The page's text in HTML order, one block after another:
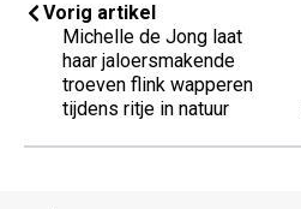
Vorig artikel
Michelle de Jong laat
haar jaloersmakende
troeven flink wapperen
tijdens ritje in natuur